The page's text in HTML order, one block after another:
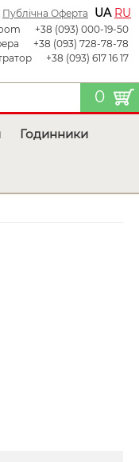
Публічна Оферта UA RU
+38 (093) 000-19-50
+38 (093) 728-78-78
+38 (093) 617 16 17
0
Годинники